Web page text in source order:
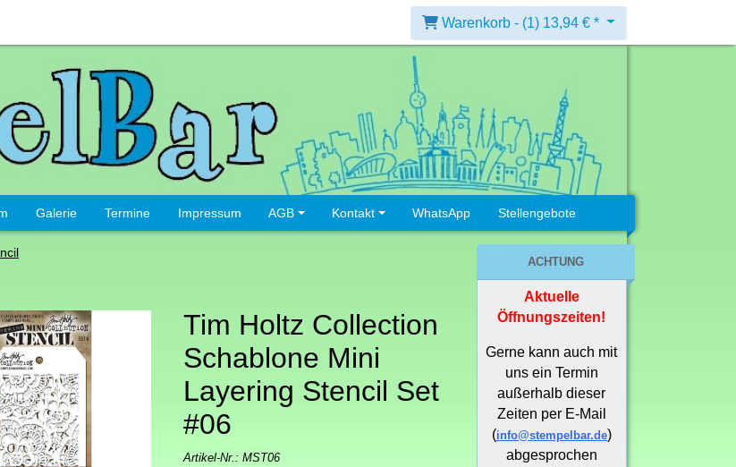
Warenkorb - (1) 13,94 € *
Galerie Termine Impressum AGB Kontakt WhatsApp Stellengebote
Tim Holtz Collection
Schablone Mini
Layering Stencil Set
#06
Artikel-Nr.: MST06
ACHTUNG
Aktuelle
Öffnungszeiten!
Gerne kann auch mit
uns ein Termin
außerhalb dieser
Zeiten per E-Mail
(info@stempelbar.de)
abgesprochen